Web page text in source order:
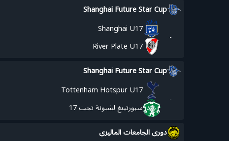
Shanghai Future Star Cup
-
Shanghai U17
River Plate U17
Shanghai Future Star Cup
-
Tottenham Hotspur U17
سبورتينغ لشبونة تحت 17
دوري الجامعات الماليزي